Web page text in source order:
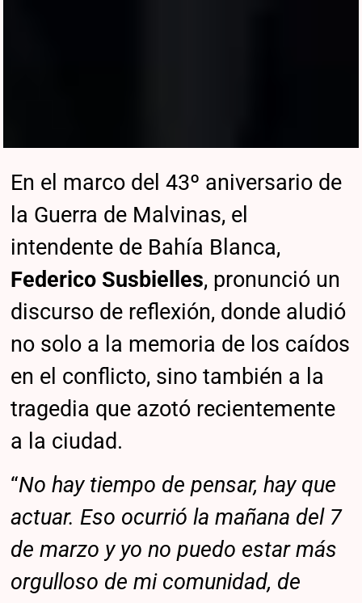
En el marco del 43º aniversario de
la Guerra de Malvinas, el
intendente de Bahía Blanca,
Federico Susbielles, pronunció un
discurso de reflexión, donde aludió
no solo a la memoria de los caídos
en el conflicto, sino también a la
tragedia que azotó recientemente
a la ciudad.
“No hay tiempo de pensar, hay que
actuar. Eso ocurrió la mañana del 7
de marzo y yo no puedo estar más
orgulloso de mi comunidad, de